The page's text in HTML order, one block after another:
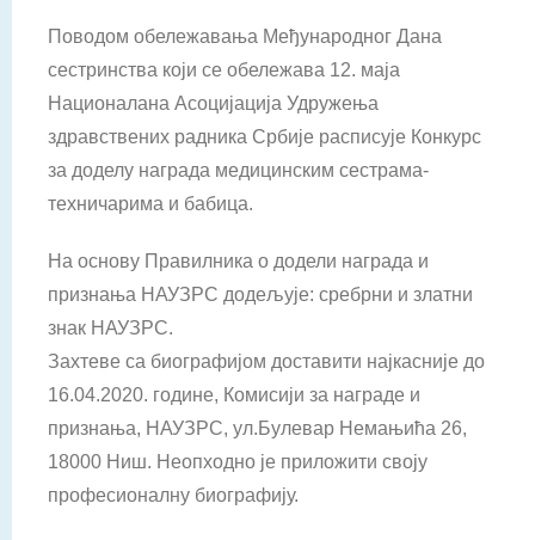
Поводом обележавања Међународног Дана
сестринства који се обележава 12. маја
Националана Асоцијација Удружења
здравствених радника Србије расписује Конкурс
за доделу награда медицинским сестрама-
техничарима и бабица.
На основу Правилника о додели награда и
признања НАУЗРС додељује: сребрни и златни
знак НАУЗРС.
Захтеве са биографијом доставити најкасније до
16.04.2020. године, Комисији за награде и
признања, НАУЗРС, ул.Булевар Немањића 26,
18000 Ниш. Неопходно је приложити своју
професионалну биографију.